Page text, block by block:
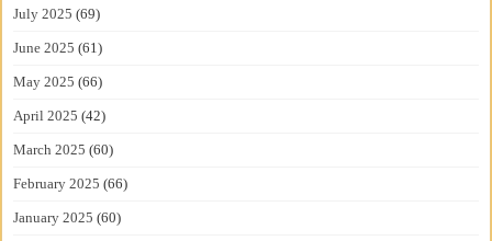
July 2025 (69)
June 2025 (61)
May 2025 (66)
April 2025 (42)
March 2025 (60)
February 2025 (66)
January 2025 (60)